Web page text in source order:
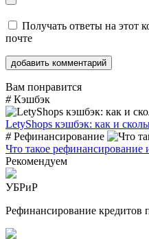
Получать ответы на этот
почте
Вам понравится
# Кэшбэк
LetyShops кэшбэк: как и
# Рефинансирование
Что такое рефинансирование
Рекомендуем
УБРиР
Рефинансирование кредитов